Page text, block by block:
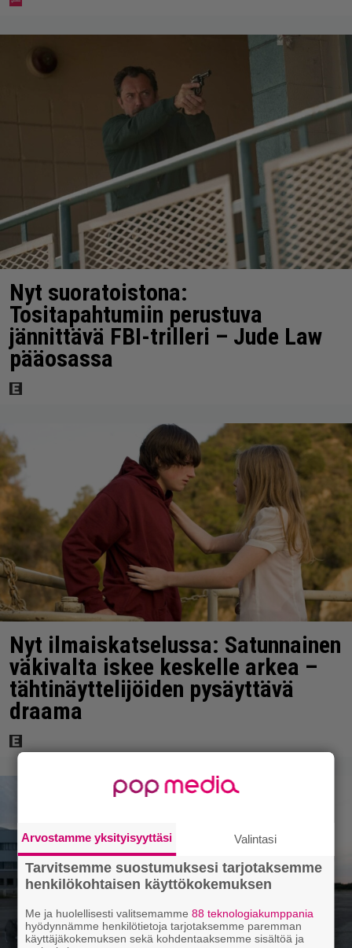
Nyt suoratoistona:
Tositapahtumiin perustuva
jännittävä FBI-trilleri – Jude Law
pääosassa
Nyt ilmaiskatselussa: Satunnainen
väkivalta iskee keskelle arkea –
tähtinäyttelijöiden pysäyttävä
draama
Arvostamme yksityisyyttäsi Valintasi
Tarvitsemme suostumuksesi tarjotaksemme
henkilökohtaisen käyttökokemuksen
Me ja huolellisesti valitsemamme88 teknologiakumppania
hyödynnämme henkilötietoja tarjotaksemme paremman
käyttäjäkokemuksen sekä kohdentaaksemme sisältöä ja